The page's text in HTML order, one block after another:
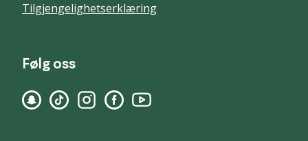
Tilgjengelighetserklæring
Følg oss